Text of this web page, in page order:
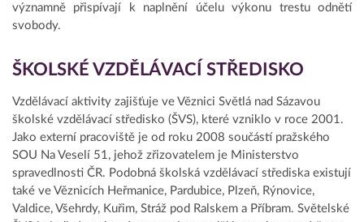
významně přispívají k naplnění účelu výkonu trestu odnětí
svobody.
ŠKOLSKÉ VZDĚLÁVACÍ STŘEDISKO
Vzdělávací aktivity zajišťuje ve Věznici Světlá nad Sázavou
školské vzdělávací středisko (ŠVS), které vzniklo v roce 2001.
Jako externí pracoviště je od roku 2008 součástí pražského
SOU Na Veselí 51, jehož zřizovatelem je Ministerstvo
spravedlnosti ČR. Podobná školská vzdělávací střediska existují
také ve Věznicích Heřmanice, Pardubice, Plzeň, Rýnovice,
Valdice, Všehrdy, Kuřim, Stráž pod Ralskem a Příbram. Světelské